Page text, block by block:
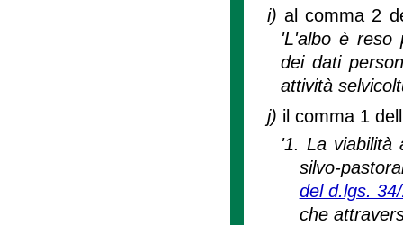
i) al comma 2
'L'albo è reso
dei dati
attività
j) il comma 1
'1. La viabilità
silvo-
del d.lgs.
che